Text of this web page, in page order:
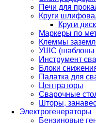
Печи для
Круги
Круги
Маркеры по
Клеммы
УШС (шаблоны
Инструмент
Блоки
Палатка для
Центраторы
Сварочные
Шторы,
Электрогенераторы
Бензиновые